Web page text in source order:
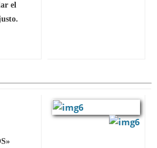
el